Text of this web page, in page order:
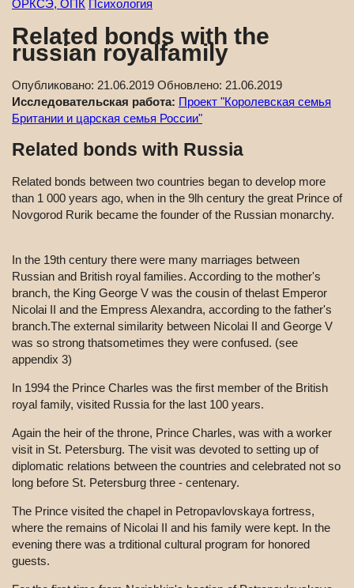
ОРКСЭ, ОПК Психология
Related bonds with the
russian royalfamily
Опубликовано: 21.06.2019 Обновлено: 21.06.2019
Исследовательская работа: Проект "Королевская семья
Британии и царская семья России"
Related bonds with Russia
Related bonds between two countries began to develop more
than 1 000 years ago, when in the 9lh century the great Prince of
Novgorod Rurik became the founder of the Russian monarchy.
In the 19th century there were many marriages between
Russian and British royal families. According to the mother's
branch, the King George V was the cousin of thelast Emperor
Nicolai II and the Empress Alexandra, according to the father's
branch.The external similarity between Nicolai II and George V
was so strong thatsometimes they were confused. (see
appendix 3)
In 1994 the Prince Charles was the first member of the British
royal family, visited Russia for the last 100 years.
Again the heir of the throne, Prince Charles, was with a worker
visit in St. Petersburg. The visit was devoted to setting up of
diplomatic relations between the countries and celebrated not so
long before St. Petersburg three - centenary.
The Prince visited the chapel in Petropavlovskaya fortress,
where the remains of Nicolai II and his family were kept. In the
evening there was a trditional cultural program for honored
guests.